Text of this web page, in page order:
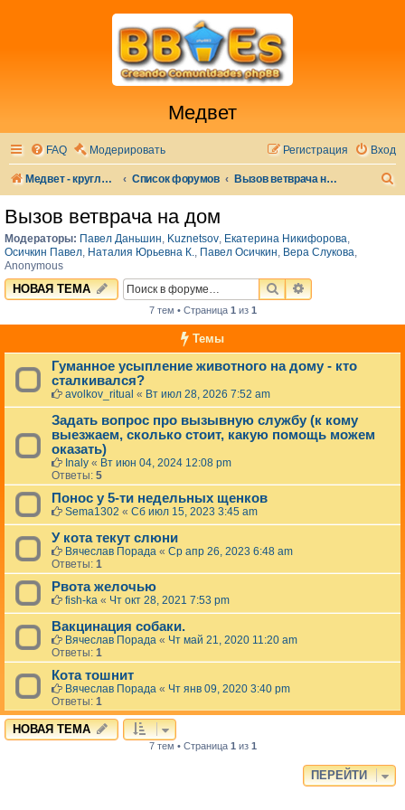
Медвет
FAQ Модерировать Вход
Регистрация
Медвет - круглосуточная ветеринарная клиника в Москве Список форумов Вызов ветврача на дом
Вызов ветврача на дом
Модераторы: Павел Даньшин, Kuznetsov, Екатерина Никифорова,
Осичкин Павел, Наталия Юрьевна К., Павел Осичкин, Вера Слукова,
Anonymous
НОВАЯ ТЕМА ПОИСКРАСШИРЕННЫЙ
7 тем • Страница 1из 1
Темы
Гуманное усыпление животного на дому - кто
сталкивался?
avolkov_ritual « Вт июл 28, 2026 7:52 am
Задать вопрос про вызывную службу (к кому
выезжаем, сколько стоит, какую помощь можем
оказать)
Inaly « Вт июн 04, 2024 12:08 pm
Ответы: 5
Понос у 5-ти недельных щенков
Sema1302 « Сб июл 15, 2023 3:45 am
У кота текут слюни
Вячеслав Порада « Ср апр 26, 2023 6:48 am
Ответы: 1
Рвота желочью
fish-ka « Чт окт 28, 2021 7:53 pm
Вакцинация собаки.
Вячеслав Порада « Чт май 21, 2020 11:20 am
Ответы: 1
Кота тошнит
Вячеслав Порада « Чт янв 09, 2020 3:40 pm
Ответы: 1
НОВАЯ ТЕМА
7 тем • Страница 1 из 1
ПЕРЕЙТИ